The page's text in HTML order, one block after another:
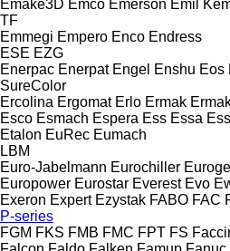
Emake3D Emco Emerson Emil
TF
Emmegi Empero Enco Endress
ESE EZG
Enerpac Enerpat Engel Enshu Eos
SureColor
Ercolina Ergomat Erlo Ermak
Esco Esmach Espera Ess Essa
Etalon EuRec Eumach
LBM
Euro-Jabelmann Eurochiller
Europower Eurostar Everest Evo
Exeron Expert Ezystak FABO FAC
P-series
FGM FKS FMB FMC FPT FS